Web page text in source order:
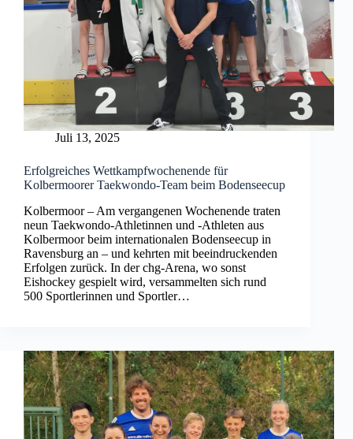
Juli 13, 2025
Erfolgreiches Wettkampfwochenende für
Kolbermoorer Taekwondo-Team beim Bodenseecup
Kolbermoor – Am vergangenen Wochenende traten
neun Taekwondo-Athletinnen und -Athleten aus
Kolbermoor beim internationalen Bodenseecup in
Ravensburg an – und kehrten mit beeindruckenden
Erfolgen zurück. In der chg-Arena, wo sonst
Eishockey gespielt wird, versammelten sich rund
500 Sportlerinnen und Sportler…